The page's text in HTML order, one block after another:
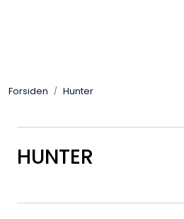
Forsiden Hunter
HUNTER
Leverandører